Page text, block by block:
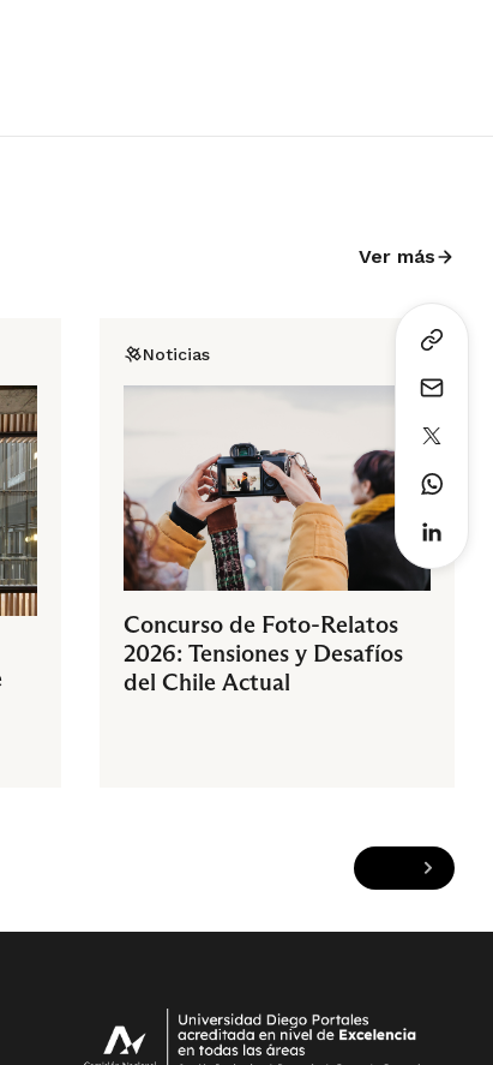
Ver más
Noticias
Concurso de Foto-Relatos
2026: Tensiones y Desafíos
del Chile Actual